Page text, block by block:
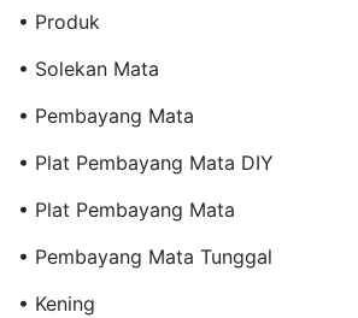
• Produk
• Solekan Mata
• Pembayang Mata
• Plat Pembayang Mata DIY
• Plat Pembayang Mata
• Pembayang Mata Tunggal
• Kening